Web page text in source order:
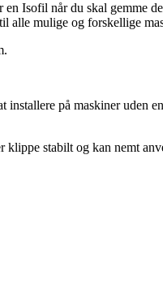
Isofil når du skal gemme
alle mulige og forskellige
på maskiner uden
stabilt og kan nemt